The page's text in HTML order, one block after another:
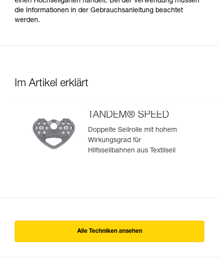
die Informationen in der Gebrauchsanleitung beachtet
werden.
Im Artikel erklärt
TANDEM® SPEED
Doppelte Seilrolle mit hohem
Wirkungsgrad für
Hilfsseilbahnen aus Textilseil
Alle Techniken ansehen